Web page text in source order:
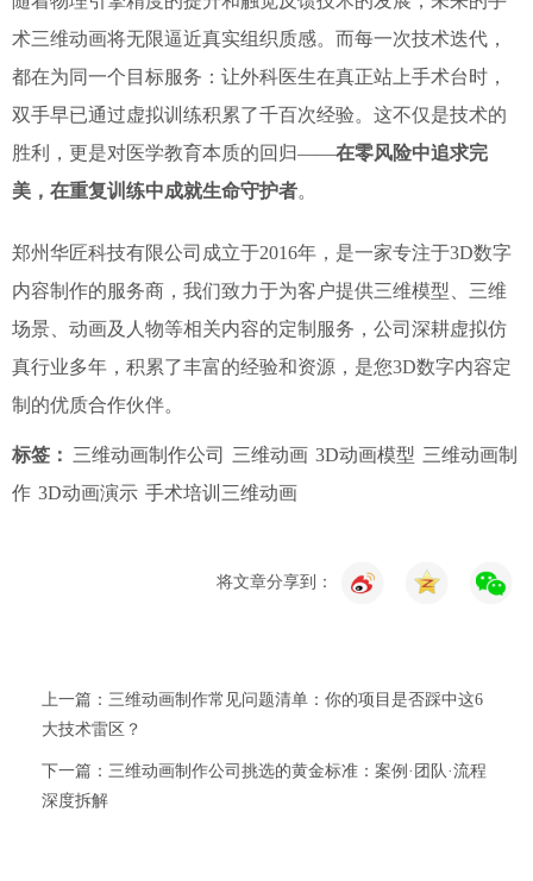
术三维动画将无限逼近真实组织质感。而每一次技术迭代，
都在为同一个目标服务：让外科医生在真正站上手术台时，
双手早已通过虚拟训练积累了千百次经验。这不仅是技术的
胜利，更是对医学教育本质的回归——在零风险中追求完
美，在重复训练中成就生命守护者。
郑州华匠科技有限公司成立于2016年，是一家专注于3D数字
内容制作的服务商，我们致力于为客户提供三维模型、三维
场景、动画及人物等相关内容的定制服务，公司深耕虚拟仿
真行业多年，积累了丰富的经验和资源，是您3D数字内容定
制的优质合作伙伴。
标签： 三维动画制作公司 三维动画 3D动画模型 三维动画制
作 3D动画演示 手术培训三维动画
将文章分享到：
上一篇：三维动画制作常见问题清单：你的项目是否踩中这6
大技术雷区？
下一篇：三维动画制作公司挑选的黄金标准：案例·团队·流程
深度拆解